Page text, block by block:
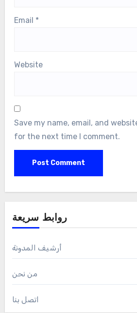
Email *
Website
Save my name, email, and
for the next time I comment.
روابط سريعة
أرشيف المدونة
من نحن
اتصل بنا